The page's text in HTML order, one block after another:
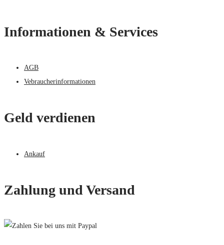
Informationen & Services
AGB
Vebraucherinformationen
Geld verdienen
Ankauf
Zahlung und Versand